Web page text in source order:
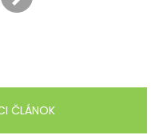
ČLÁNOK